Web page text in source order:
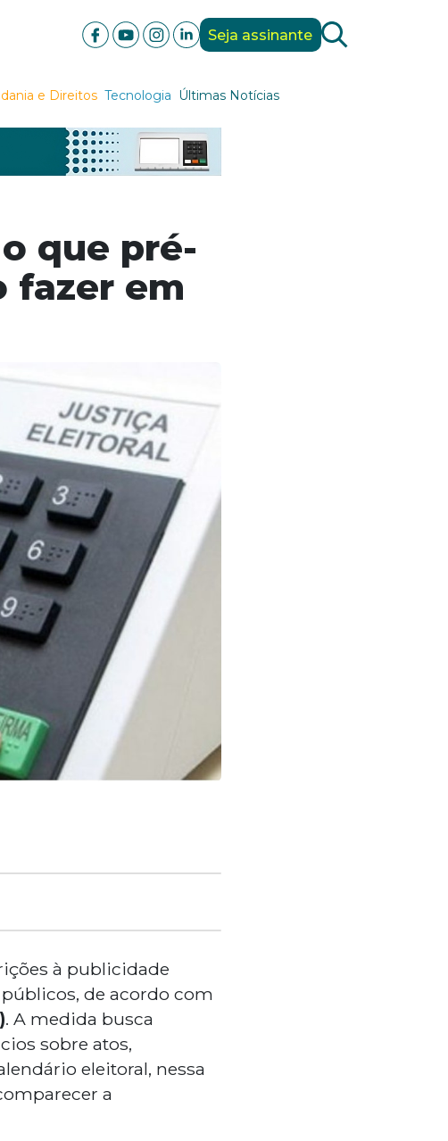
Seja assinante
e Direitos Tecnologia Últimas Notícias
que pré-
fazer em
à publicidade
de acordo com
. A medida busca
sobre atos,
eleitoral, nessa
a